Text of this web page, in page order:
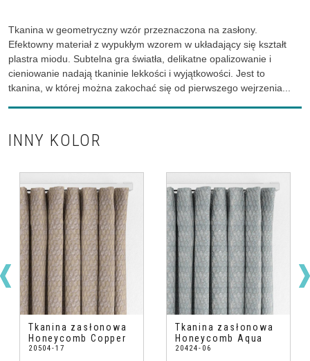
Tkanina w geometryczny wzór przeznaczona na zasłony.
Efektowny materiał z wypukłym wzorem w układający się kształt
plastra miodu. Subtelna gra światła, delikatne opalizowanie i
cieniowanie nadają tkaninie lekkości i wyjątkowości. Jest to
tkanina, w której można zakochać się od pierwszego wejrzenia...
INNY KOLOR
Tkanina zasłonowa
Honeycomb Copper
20504-17
Tkanina zasłonowa
Honeycomb Aqua
20424-06